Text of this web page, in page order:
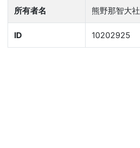
所有者名 熊野那智大社
ID 10202925